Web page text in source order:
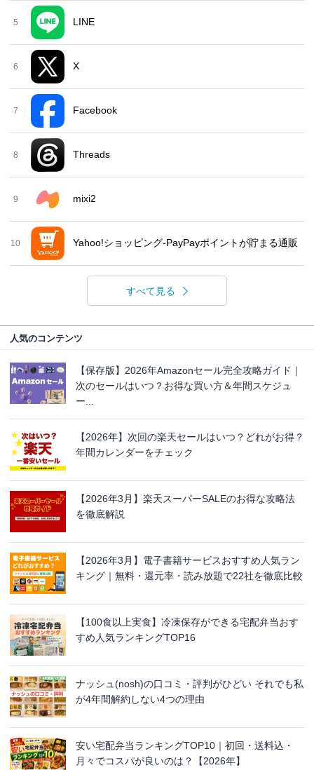
5 LINE
6 X
7 Facebook
8 Threads
9 mixi2
10 Yahoo!ショッピング-PayPayポイントが貯まる通販
すべて見る
人気のコンテンツ
【保存版】2026年Amazonセール完全攻略ガイド｜
次のセールはいつ？お得な買い方＆年間スケジュ
ー...
【2026年】次回の楽天セールはいつ？どれがお得？
年間カレンダーをチェック
【2026年3月】楽天スーパーSALEのお得な攻略法
を徹底解説
【2026年3月】電子書籍サービスおすすめ人気ラン
キング｜無料・還元率・読み放題で22社を徹底比較
【100食以上実食】冷凍保存ができる宅配弁当おす
すめ人気ランキングTOP16
ナッシュ(nosh)の口コミ・評判がひどい それでも私
が4年間解約しない4つの理由
安い宅配弁当ランキングTOP10｜初回・送料込・
月々でコスパが良いのは？【2026年】